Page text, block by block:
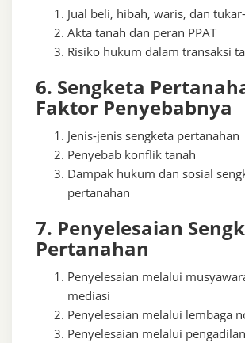
Jual beli, hibah, waris, dan
Akta tanah dan peran PPAT
Risiko hukum dalam transaksi
6. Sengketa
Faktor Penyebabnya
Jenis-jenis sengketa pertanahan
Penyebab konflik tanah
Dampak hukum dan sosial
pertanahan
7. Penyelesaian
Pertanahan
Penyelesaian melalui
mediasi
Penyelesaian melalui lembaga
Penyelesaian melalui